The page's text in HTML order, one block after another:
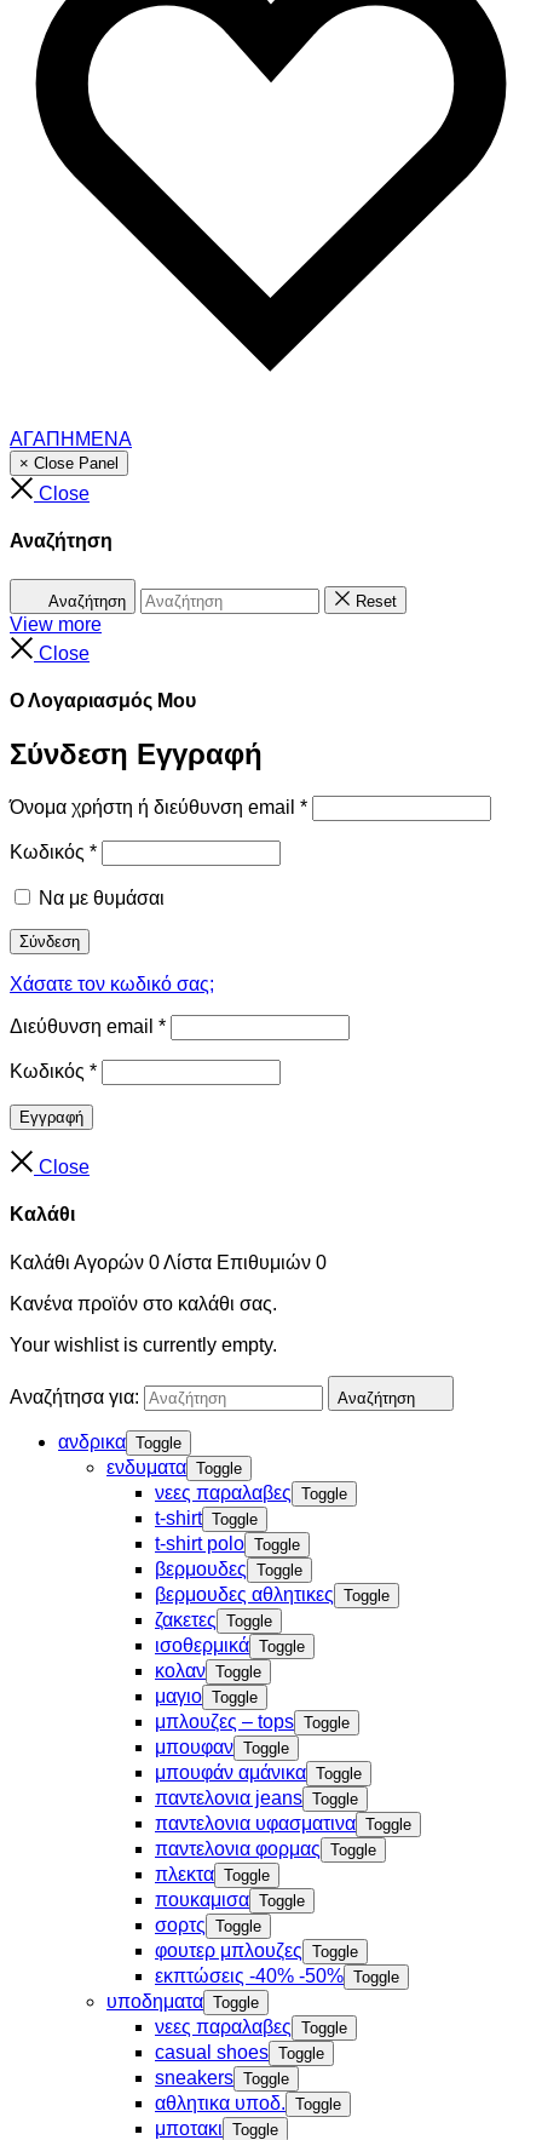
ΑΓΑΠΗΜΕΝΑ
× Close Panel
Close
Αναζήτηση
Αναζήτηση Reset
View more
Close
Ο Λογαριασμός Μου
Σύνδεση Εγγραφή
Όνομα χρήστη ή διεύθυνση email *
Κωδικός *
Να με θυμάσαι
Σύνδεση
Χάσατε τον κωδικό σας;
Διεύθυνση email *
Κωδικός *
Εγγραφή
Close
Καλάθι
Καλάθι Αγορών 0Λίστα Επιθυμιών 0
Κανένα προϊόν στο καλάθι σας.
Your wishlist is currently empty.
Αναζήτησα για: Αναζήτηση
ανδρικα Toggle
ενδυματα Toggle
νεες παραλαβες Toggle
t-shirt Toggle
t-shirt polo Toggle
βερμουδες Toggle
βερμουδες αθλητικες Toggle
ζακετες Toggle
ισοθερμικά Toggle
κολαν Toggle
μαγιο Toggle
μπλουζες – tops Toggle
μπουφαν Toggle
μπουφάν αμάνικα Toggle
παντελονια jeans Toggle
παντελονια υφασματινα Toggle
παντελονια φορμας Toggle
πλεκτα Toggle
πουκαμισα Toggle
σορτς Toggle
φουτερ μπλουζες Toggle
εκπτώσεις -40% -50% Toggle
υποδηματα Toggle
νεες παραλαβες Toggle
casual shoes Toggle
sneakers Toggle
αθλητικα υποδ. Toggle
μποτακι Toggle